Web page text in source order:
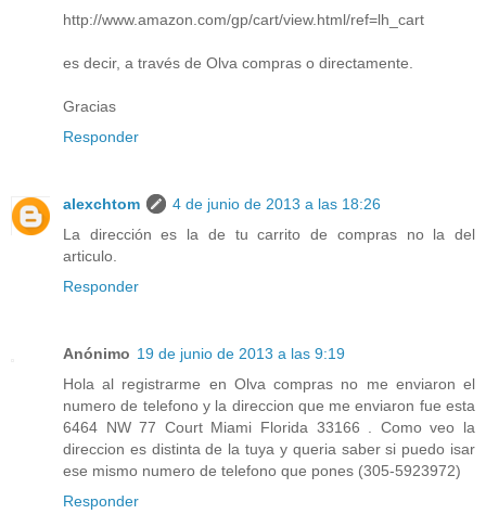
http://www.amazon.com/gp/cart/view.html/ref=lh_cart
es decir, a través de Olva compras o directamente.
Gracias
Responder
alexchtom
4 de junio de 2013 a las 18:26
La dirección es la de tu carrito de compras no la del
articulo.
Responder
Anónimo 19 de junio de 2013 a las 9:19
Hola al registrarme en Olva compras no me enviaron el
numero de telefono y la direccion que me enviaron fue esta
6464 NW 77 Court Miami Florida 33166 . Como veo la
direccion es distinta de la tuya y queria saber si puedo isar
ese mismo numero de telefono que pones (305-5923972)
Responder